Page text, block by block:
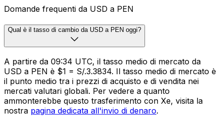
Domande frequenti da USD a PEN
Qual è il tasso di cambio da USD a PEN oggi?
A partire da 09:34 UTC, il tasso medio di mercato da
USD a PEN è $1 = S/.3.3834. Il tasso medio di mercato è
il punto medio tra i prezzi di acquisto e di vendita nei
mercati valutari globali. Per vedere a quanto
ammonterebbe questo trasferimento con Xe, visita la
nostra pagina dedicata all'invio di denaro.